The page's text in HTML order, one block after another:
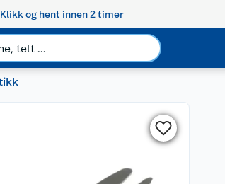
Klikk og hent innen 2 timer